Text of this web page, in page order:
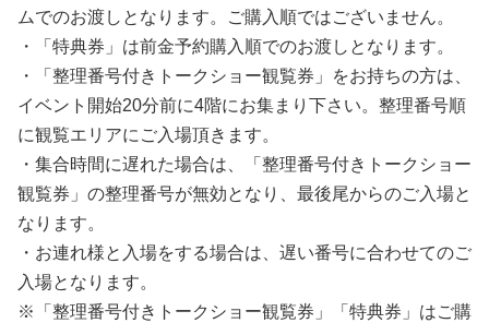
ムでのお渡しとなります。ご購入順ではございません。
・「特典券」は前金予約購入順でのお渡しとなります。
・「整理番号付きトークショー観覧券」をお持ちの方は、
イベント開始20分前に4階にお集まり下さい。整理番号順
に観覧エリアにご入場頂きます。
・集合時間に遅れた場合は、「整理番号付きトークショー
観覧券」の整理番号が無効となり、最後尾からのご入場と
なります。
・お連れ様と入場をする場合は、遅い番号に合わせてのご
入場となります。
※「整理番号付きトークショー観覧券」「特典券」はご購